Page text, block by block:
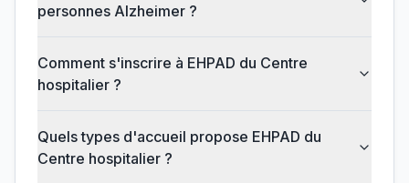
personnes Alzheimer ?
Comment s'inscrire à EHPAD du Centre
hospitalier ?
Quels types d'accueil propose EHPAD du
Centre hospitalier ?